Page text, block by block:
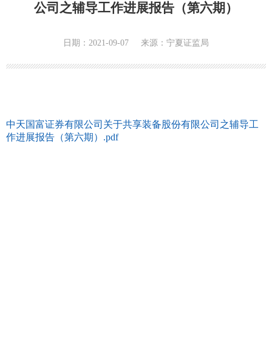
公司之辅导工作进展报告（第六期）
日期：2021-09-07 来源：宁夏证监局
中天国富证券有限公司关于共享装备股份有限公司之辅导工
作进展报告（第六期）.pdf